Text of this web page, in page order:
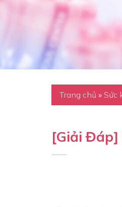
Trang chủ » Sức
[Giải Đáp]